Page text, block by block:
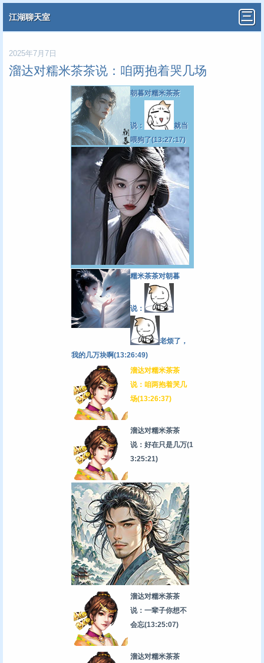
江湖聊天室
2025年7月7日
溜达对糯米茶茶说：咱两抱着哭几场
朝暮对糯米茶茶
说：
就当
喂狗了(13:27:17)
糯米茶茶对朝暮
说：
老烦了，
我的几万块啊(13:26:49)
溜达对糯米茶茶
说：咱两抱着哭几
场(13:26:37)
溜达对糯米茶茶
说：好在只是几万(1
3:25:21)
溜达对糯米茶茶
说：一辈子你想不
会忘(13:25:07)
溜达对糯米茶茶